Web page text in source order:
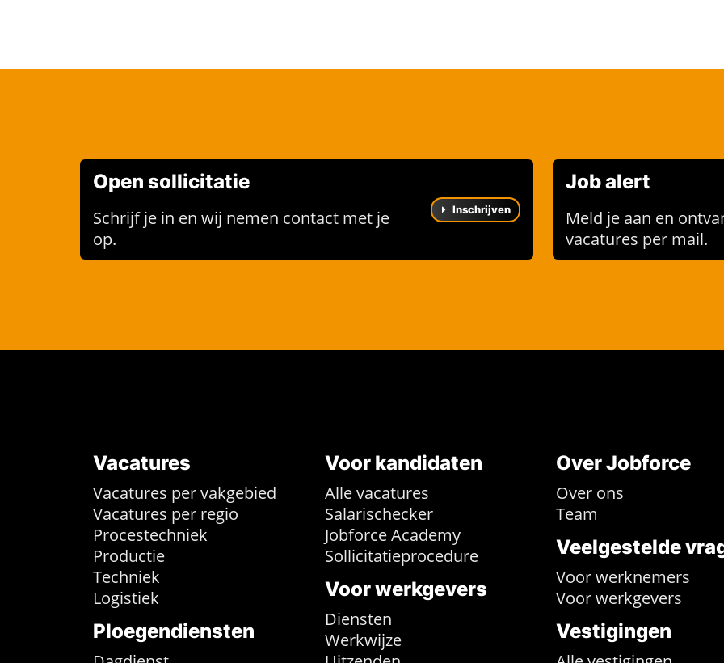
Open sollicitatie
Schrijf je in en wij nemen contact met je
op.
Inschrijven
Job alert
Meld je aan en
vacatures per mail.
Vacatures
Vacatures per vakgebied
Vacatures per regio
Procestechniek
Productie
Techniek
Logistiek
Ploegendiensten
Voor kandidaten
Alle vacatures
Salarischecker
Jobforce Academy
Sollicitatieprocedure
Voor werkgevers
Diensten
Werkwijze
Over Jobforce
Over ons
Team
Veelgestelde
Voor werknemers
Voor werkgevers
Vestigingen